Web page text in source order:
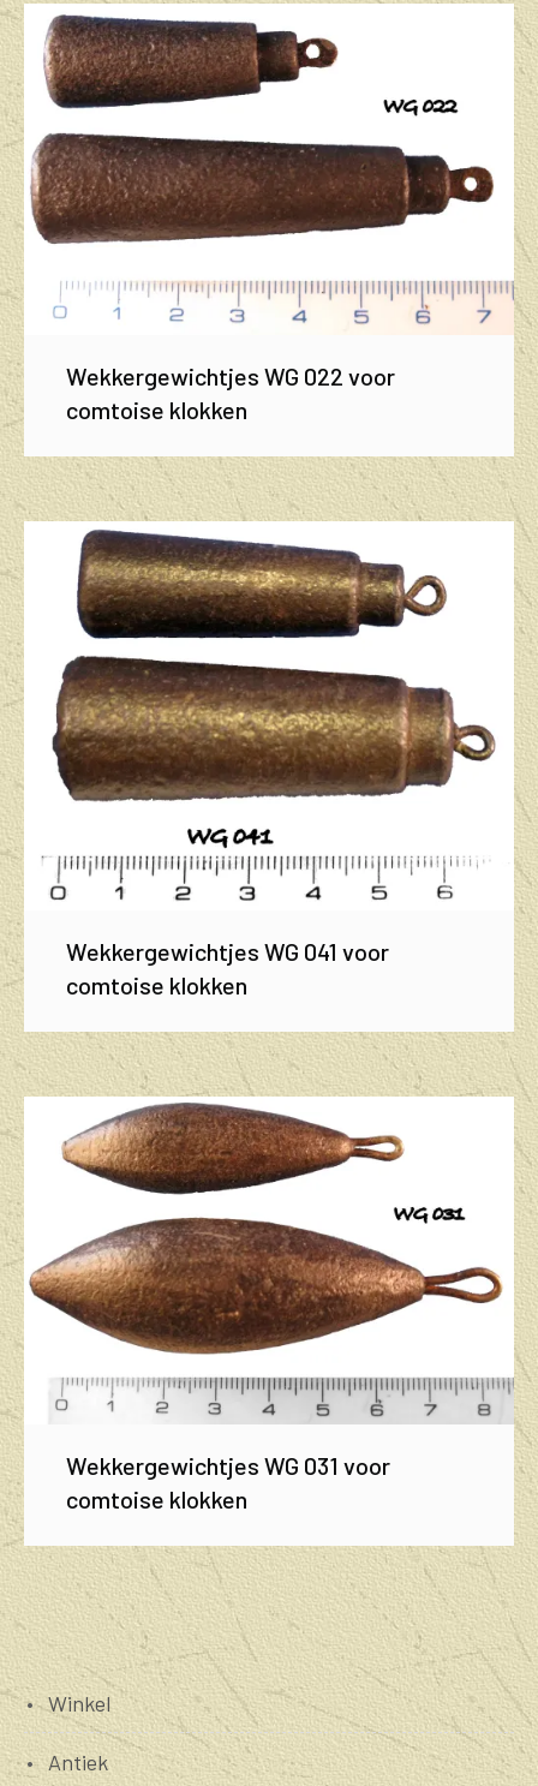
Wekkergewichtjes WG 022 voor
comtoise klokken
Wekkergewichtjes WG 041 voor
comtoise klokken
Wekkergewichtjes WG 031 voor
comtoise klokken
Winkel
Antiek